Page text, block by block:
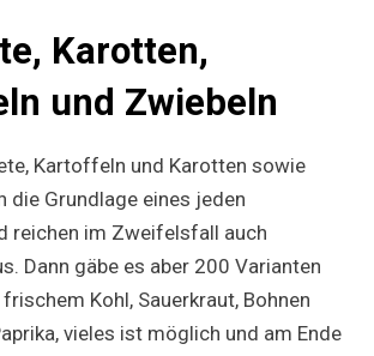
Karotten,
und Zwiebeln
Kartoffeln und Karotten sowie
die Grundlage eines jeden
reichen im Zweifelsfall auch
Dann gäbe es aber 200 Varianten
Kohl, Sauerkraut, Bohnen
vieles ist möglich und am Ende